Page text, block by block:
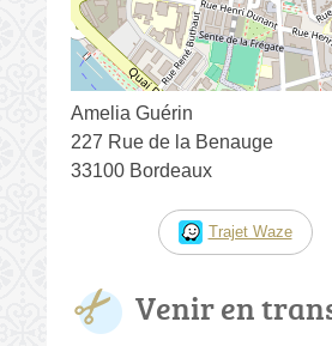
Amelia Guérin
227 Rue de la Benauge
33100 Bordeaux
Trajet Waze
Venir en